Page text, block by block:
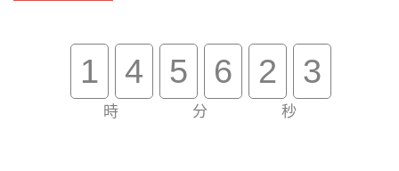
買滿$800免費送貨 在線客服支援
1 4
時
5 6
分
2 3
秒